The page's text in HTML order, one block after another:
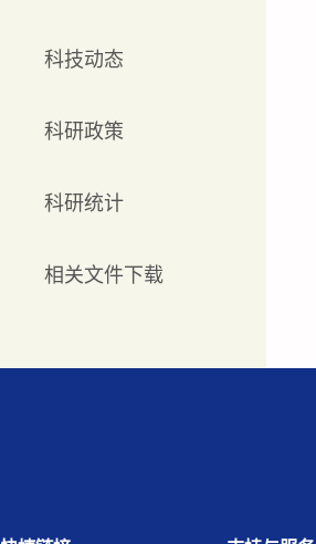
科技动态
科研政策
科研统计
相关文件下载